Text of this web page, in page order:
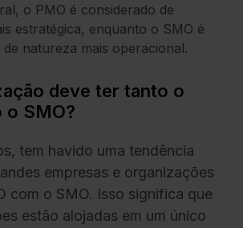
o PMO é considerado de
estratégica, enquanto o SMO é
natureza mais operacional.
deve ter tanto o
o SMO?
tem havido uma tendência
empresas e organizações
com o SMO. Isso significa que
estão alojadas em um único